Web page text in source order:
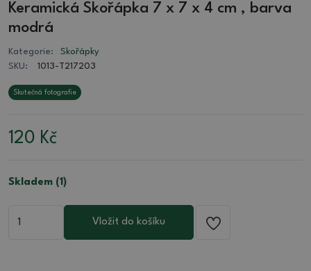
Keramická Skořápka 7 x 7 x 4 cm , barva
modrá
Kategorie:
Skořápky
SKU:
1013-T217203
Skutečná fotografie
120 Kč
Skladem (1)
Vložit do košíku